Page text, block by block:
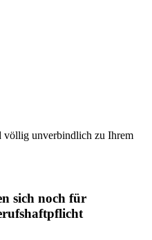
völlig unverbindlich zu Ihrem
sich noch für